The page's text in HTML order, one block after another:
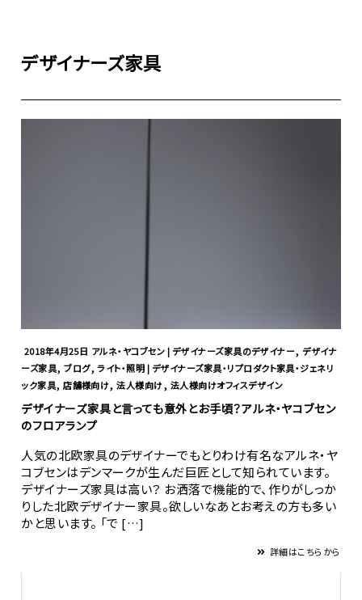
デザイナーズ家具
2018年4月25日 アルネ・ヤコブセン | デザイナーズ家具のデザイナー, デザイナ
ーズ家具,ブログ,ライト・照明 | デザイナーズ家具・リプロダクト家具・ジェネリ
ック家具,店舗様向け,法人様向け, 法人様向けオフィスデザイン
デザイナーズ家具と言っても意外とお手頃？アルネ・ヤコブセン
のフロアランプ
人気の北欧家具のデザイナーでもとりわけ有名なアルネ・ヤ
コブセンはデンマークが生んだ巨匠として知られています。
デザイナーズ家具は高い？ お洒落で機能的で、作りがしっか
りした北欧デザイナー家具。欲しいなあとお考えの方も多い
かと思います。 「で […]
詳細はこちらから